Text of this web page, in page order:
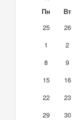
Пн Вт
25
26
1
2
8
9
15
16
22
23
29
30